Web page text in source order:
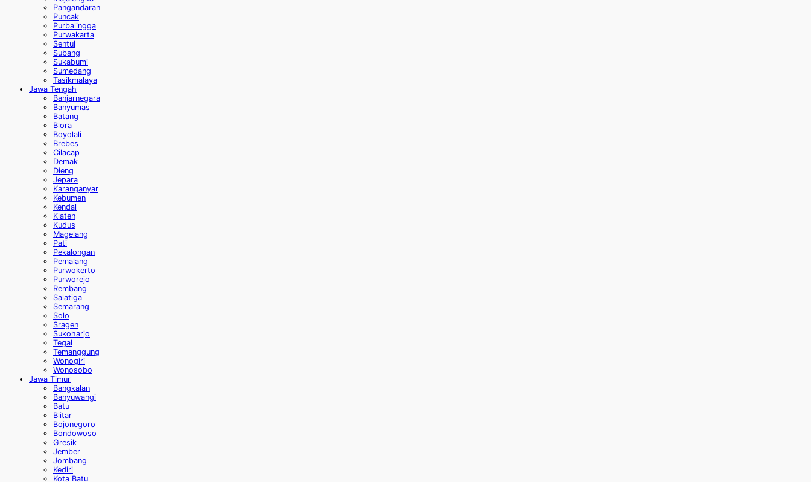
Pangandaran
Puncak
Purbalingga
Purwakarta
Sentul
Subang
Sukabumi
Sumedang
Tasikmalaya
Jawa Tengah
Banjarnegara
Banyumas
Batang
Blora
Boyolali
Brebes
Cilacap
Demak
Dieng
Jepara
Karanganyar
Kebumen
Kendal
Klaten
Kudus
Magelang
Pati
Pekalongan
Pemalang
Purwokerto
Purworejo
Rembang
Salatiga
Semarang
Solo
Sragen
Sukoharjo
Tegal
Temanggung
Wonogiri
Wonosobo
Jawa Timur
Bangkalan
Banyuwangi
Batu
Blitar
Bojonegoro
Bondowoso
Gresik
Jember
Jombang
Kediri
Kota Batu